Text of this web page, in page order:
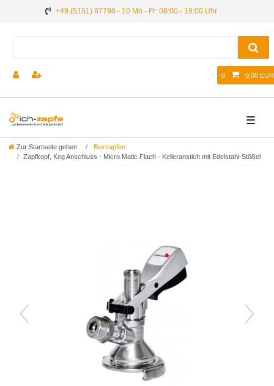
+49 (5151) 87798 - 10 Mo - Fr: 08:00 - 18:00 Uhr
0 0,00 EUR
☰
Zur Startseite gehen
Bierzapfen
Zapfkopf, Keg Anschluss - Micro Matic Flach - Kelleranstich mit Edelstahl-Stößel